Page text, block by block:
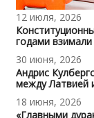
12 июля, 2026
годами
30 июня, 2026
Андрис
между Латвией
18 июня, 2026
«Главными